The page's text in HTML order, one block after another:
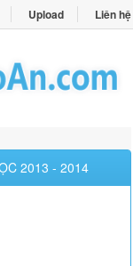
Upload Liên hệ
2013 - 2014